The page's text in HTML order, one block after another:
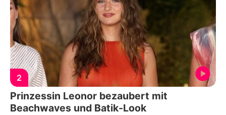
2
Prinzessin Leonor bezaubert mit
Beachwaves und Batik-Look